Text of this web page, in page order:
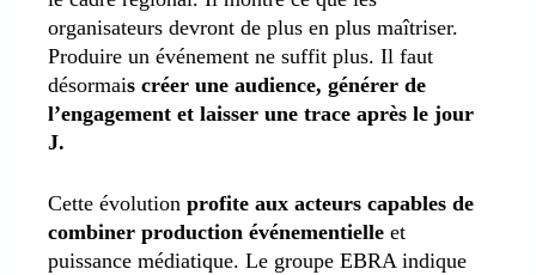
organisateurs devront de plus en plus maîtriser.
Produire un événement ne suffit plus. Il faut
désormais créer une audience, générer de
l’engagement et laisser une trace après le jour
J.
Cette évolution profite aux acteurs capables de
combiner production événementielle et
puissance médiatique. Le groupe EBRA indique